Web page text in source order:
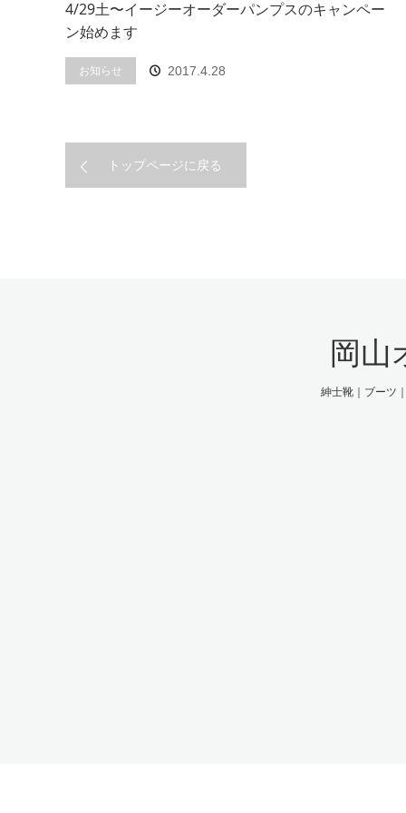
4/29土〜イージーオーダーパンプスのキャンペー
ン始めます
お知らせ 2017.4.28
トップページに戻る
岡
紳士靴｜ブーツ